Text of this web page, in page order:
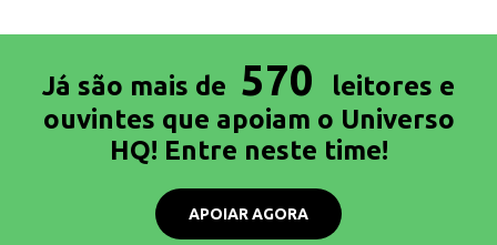
Já são mais de 570
leitores e
ouvintes que apoiam o Universo
HQ! Entre neste time!
APOIAR AGORA